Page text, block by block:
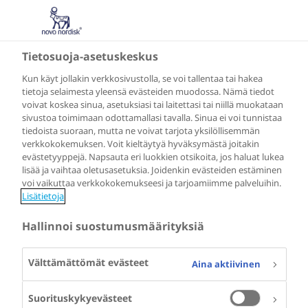
Tietosuoja-asetuskeskus
Kun käyt jollakin verkkosivustolla, se voi tallentaa tai hakea
tietoja selaimesta yleensä evästeiden muodossa. Nämä tiedot
voivat koskea sinua, asetuksiasi tai laitettasi tai niillä muokataan
sivustoa toimimaan odottamallasi tavalla. Sinua ei voi tunnistaa
tiedoista suoraan, mutta ne voivat tarjota yksilöllisemmän
verkkokokemuksen. Voit kieltäytyä hyväksymästä joitakin
evästetyyppejä. Napsauta eri luokkien otsikoita, jos haluat lukea
lisää ja vaihtaa oletusasetuksia. Joidenkin evästeiden estäminen
voi vaikuttaa verkkokokemukseesi ja tarjoamiimme palveluihin.
Lisätietoja
Hallinnoi suostumusmäärityksiä
Välttämättömät evästeet Aina aktiivinen
Suorituskykyevästeet